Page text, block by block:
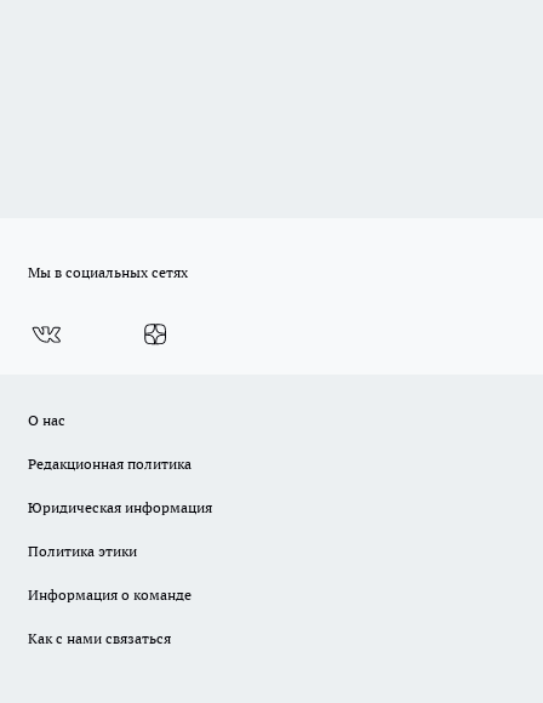
Мы в социальных сетях
О нас
Редакционная политика
Юридическая информация
Политика этики
Информация о команде
Как с нами связаться